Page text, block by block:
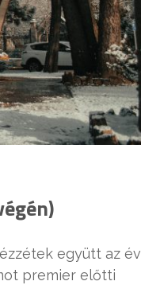
együtt az év
premier előtti